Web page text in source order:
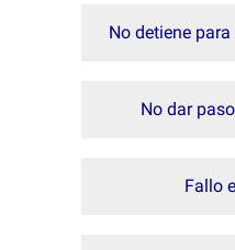
No detiene
No dar
Fallo